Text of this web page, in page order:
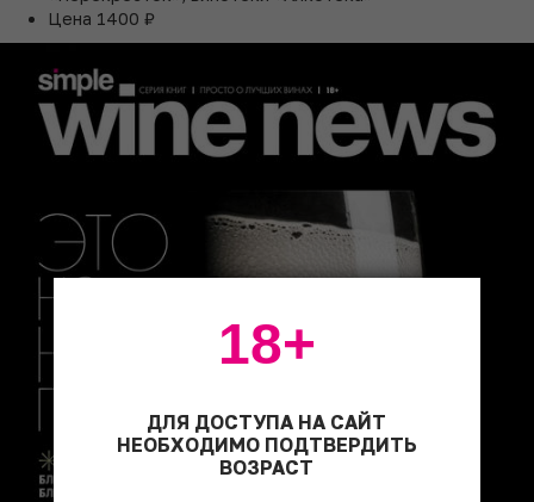
Цена 1400 ₽
ДЛЯ ДОСТУПА НА САЙТ
НЕОБХОДИМО ПОДТВЕРДИТЬ
ВОЗРАСТ
18+